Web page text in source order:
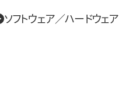
ソフトウェア／ハードウェア